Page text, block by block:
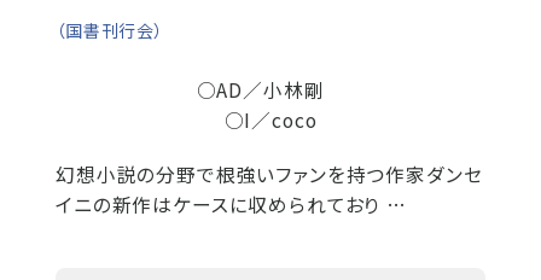
（国書刊行会）
○AD／小林剛
○I／coco
幻想小説の分野で根強いファンを持つ作家ダンセ
イニの新作はケースに収められており …